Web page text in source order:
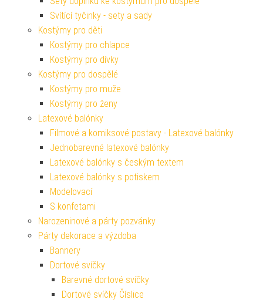
Svítící tyčinky - sety a sady
Kostýmy pro děti
Kostýmy pro chlapce
Kostýmy pro dívky
Kostýmy pro dospělé
Kostýmy pro muže
Kostýmy pro ženy
Latexové balónky
Filmové a komiksové postavy - Latexové balónky
Jednobarevné latexové balónky
Latexové balónky s českým textem
Latexové balónky s potiskem
Modelovací
S konfetami
Narozeninové a párty pozvánky
Párty dekorace a výzdoba
Bannery
Dortové svíčky
Barevné dortové svíčky
Dortové svíčky Číslice